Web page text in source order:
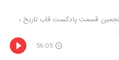
قسمت پادکست قاب تاریخ ،
56:05